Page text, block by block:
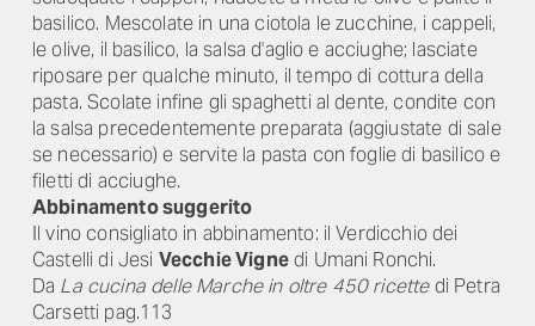
basilico. Mescolate in una ciotola le zucchine, i cappeli,
le olive, il basilico, la salsa d'aglio e acciughe; lasciate
riposare per qualche minuto, il tempo di cottura della
pasta. Scolate infine gli spaghetti al dente, condite con
la salsa precedentemente preparata (aggiustate di sale
se necessario) e servite la pasta con foglie di basilico e
filetti di acciughe.
Abbinamento suggerito
Il vino consigliato in abbinamento: il Verdicchio dei
Castelli di Jesi Vecchie Vignedi Umani Ronchi.
Da La cucina delle Marche in oltre 450 ricettedi Petra
Carsetti pag.113